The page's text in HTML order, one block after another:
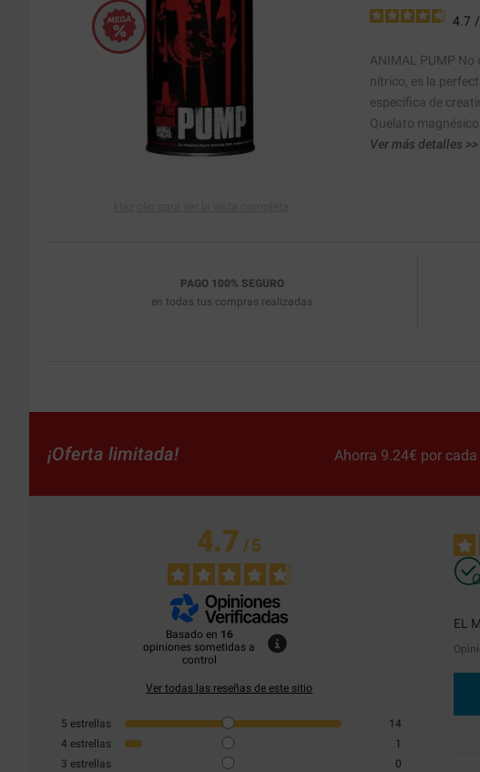
4.7 /
ANIMAL PUMP
nítrico, es la
especifica de
Quelato
Ver más detalles >>
PAGO 100% SEGURO
en todas tus compras realizadas
¡Oferta limitada! Ahorra 9.24€ por
4.7/5
Basado en 16
opiniones sometidas a
control
Ver todas las reseñas de este sitio
5 estrellas
14
4 estrellas
1
3 estrellas
0
EL